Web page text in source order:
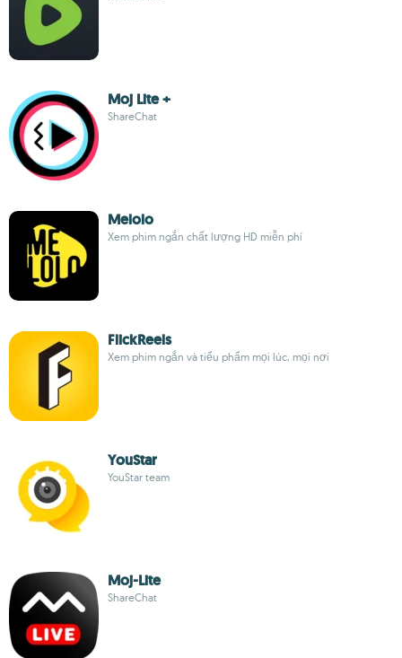
Moj Lite +
ShareChat
Melolo
Xem phim ngắn chất lượng HD miễn phí
FlickReels
Xem phim ngắn và tiểu phẩm mọi lúc, mọi nơi
YouStar
YouStar team
Moj-Lite
ShareChat